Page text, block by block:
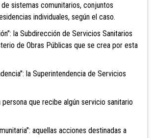
sistemas comunitarios, conjuntos
individuales, según el caso.
la Subdirección de Servicios Sanitarios
de Obras Públicas que se crea por esta
la Superintendencia de Servicios
que recibe algún servicio sanitario
aquellas acciones destinadas a